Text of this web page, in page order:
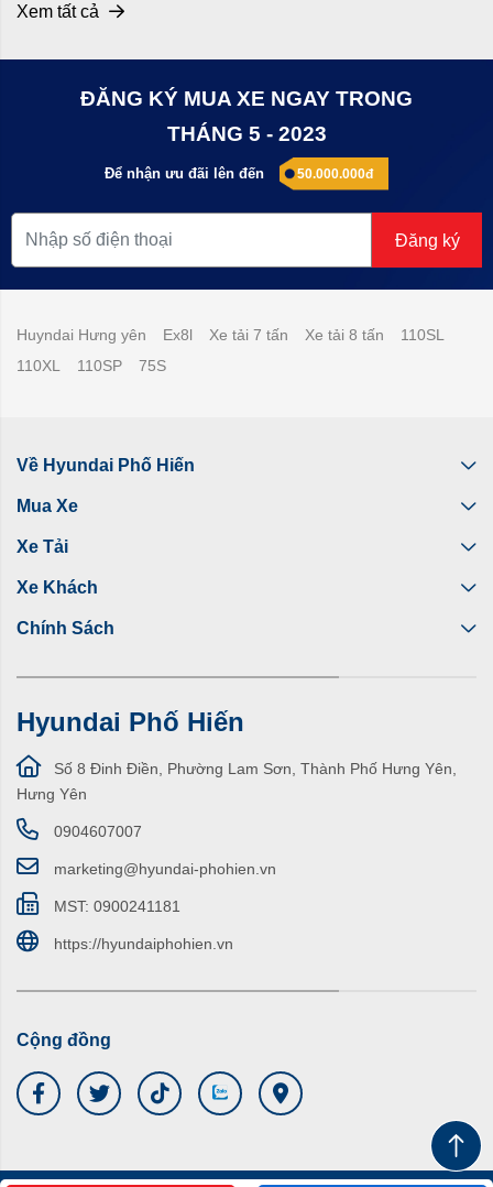
Xem tất cả
ĐĂNG KÝ MUA XE NGAY TRONG
THÁNG 5 - 2023
Để nhận ưu đãi lên đến 50.000.000đ
Đăng ký
Huyndai Hưng yên Ex8l Xe tải 7 tấn Xe tải 8 tấn
110SL
110XL
110SP 75S
Về Hyundai Phố Hiến
Mua Xe
Xe Tải
Xe Khách
Chính Sách
Hyundai Phố Hiến
Số 8 Đinh Điền, Phường Lam Sơn, Thành Phố Hưng Yên,
Hưng Yên
0904607007
marketing@hyundai-phohien.vn
MST: 0900241181
https://hyundaiphohien.vn
Cộng đồng